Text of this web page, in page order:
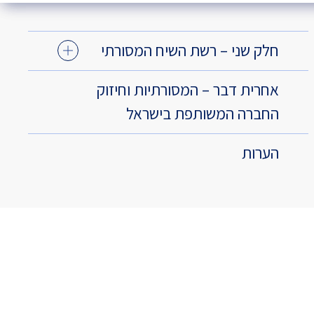
חלק שני – רשת השיח המסורתי
אחרית דבר – המסורתיות וחיזוק
החברה המשותפת בישראל
הערות